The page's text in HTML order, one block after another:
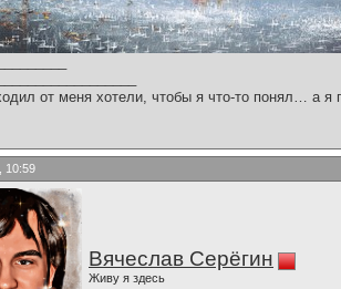
от меня хотели, чтобы я что-то понял… а
10:59
Вячеслав Серёгин
Живу я здесь